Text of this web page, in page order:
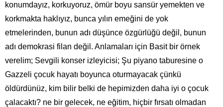
konumdayız, korkuyoruz, ömür boyu sansür yemekten ve
korkmakta haklıyız, bunca yılın emeğini de yok
etmelerinden, bunun adı düşünce özgürlüğü değil, bunun
adı demokrasi filan değil. Anlamaları için Basit bir örnek
verelim; Sevgili konser izleyicisi; Şu piyano taburesine o
Gazzeli çocuk hayatı boyunca oturmayacak çünkü
öldürdünüz, kim bilir belki de hepimizden daha iyi o çocuk
çalacaktı? ne bir gelecek, ne eğitim, hiçbir fırsatı olmadan